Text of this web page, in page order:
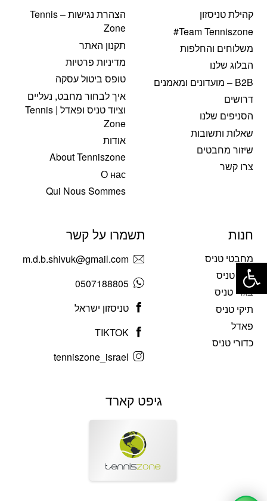
קהילת טניסזון
Team Tenniszone#
משלוחים והחלפות
הבלוג שלנו
B2B – מועדונים ומאמנים
דרושים
הסניפים שלנו
שאלות ותשובות
שיזור מחבטים
צרו קשר
הצהרת נגישות – Tennis
Zone
תקנון האתר
מדיניות פרטיות
טופס ביטול עסקה
איך לבחור מחבט, נעליים
וציוד טניס ופאדל | Tennis
Zone
אודות
About Tenniszone
О нас
Qui Nous Sommes
חנות
מחבטי טניס
נעלי טניס
בגדי טניס
תיקי טניס
פאדל
כדורי טניס
תשמרו על קשר
m.d.b.shivuk@gmail.com
0507188805
טניסזון ישראל
TIKTOK
tenniszone_israel
גיפט קארד
פתח סרגל נגישות